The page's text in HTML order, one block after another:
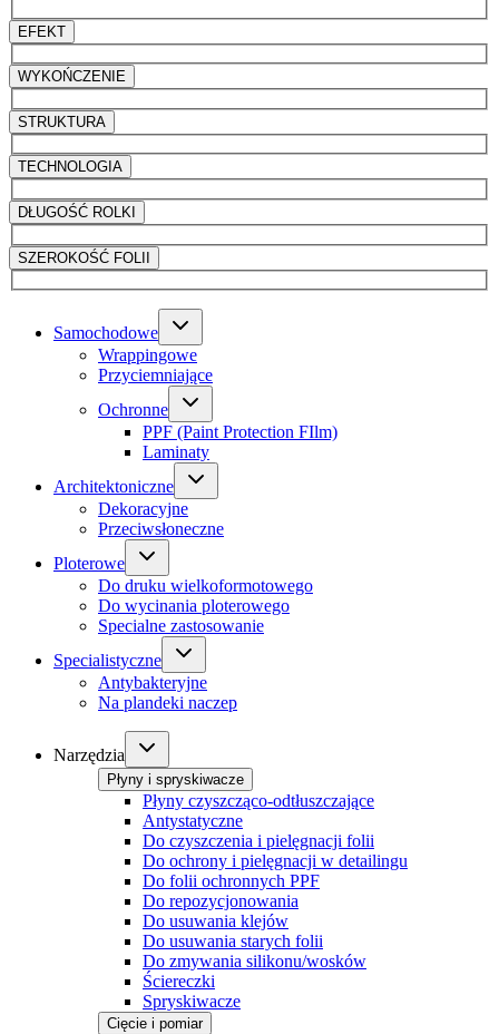
EFEKT
WYKOŃCZENIE
STRUKTURA
TECHNOLOGIA
DŁUGOŚĆ ROLKI
SZEROKOŚĆ FOLII
Samochodowe
Wrappingowe
Przyciemniające
Ochronne
PPF (Paint Protection FIlm)
Laminaty
Architektoniczne
Dekoracyjne
Przeciwsłoneczne
Ploterowe
Do druku wielkoformotowego
Do wycinania ploterowego
Specialne zastosowanie
Specialistyczne
Antybakteryjne
Na plandeki naczep
Narzędzia
Płyny i spryskiwacze
Płyny czyszcząco-odtłuszczające
Antystatyczne
Do czyszczenia i pielęgnacji folii
Do ochrony i pielęgnacji w detailingu
Do folii ochronnych PPF
Do repozycjonowania
Do usuwania klejów
Do usuwania starych folii
Do zmywania silikonu/wosków
Ściereczki
Spryskiwacze
Cięcie i pomiar